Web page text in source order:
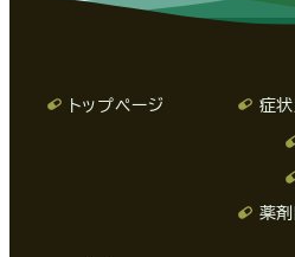
トップページ
症
薬